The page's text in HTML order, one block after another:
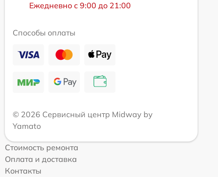
Ежедневно с 9:00 до 21:00
Способы оплаты
© 2026 Сервисный центр Midway by
Yamato
Стоимость ремонта
Оплата и доставка
Контакты